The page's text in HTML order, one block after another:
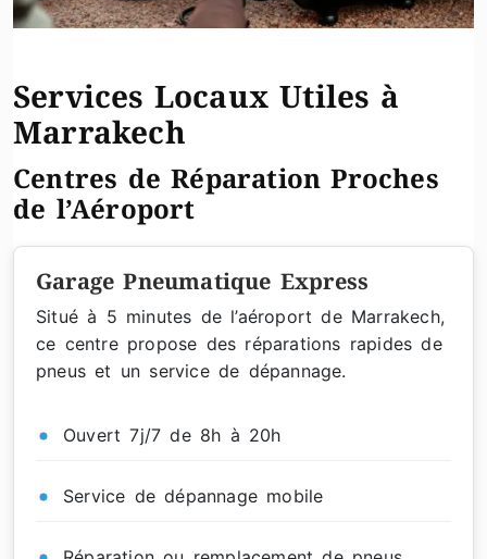
Services Locaux Utiles à
Marrakech
Centres de Réparation Proches
de l’Aéroport
Garage Pneumatique Express
Situé à 5 minutes de l’aéroport de Marrakech,
ce centre propose des réparations rapides de
pneus et un service de dépannage.
Ouvert 7j/7 de 8h à 20h
Service de dépannage mobile